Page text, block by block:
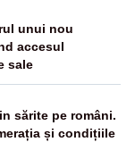
unui nou
accesul
sale
sărite pe români.
și condițiile